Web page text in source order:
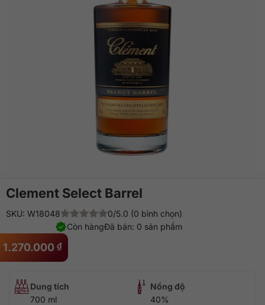
Clement Select Barrel
1.270.000 ₫
SKU: W18048
0/5.0 (0 bình chọn)
Đã bán: 0 sản phẩm
Còn hàng
Dung tích
700 ml
Nồng độ
40%